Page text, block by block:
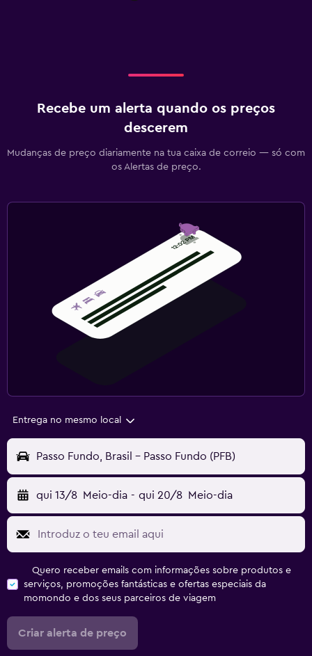
Recebe um alerta quando os preços
descerem
Mudanças de preço diariamente na tua caixa de correio — só com
os Alertas de preço.
Entrega no mesmo local
Passo Fundo, Brasil - Passo Fundo (PFB)
qui 13/8 Meio-dia - qui 20/8 Meio-dia
Quero receber emails com informações sobre produtos e
serviços, promoções fantásticas e ofertas especiais da
momondo e dos seus parceiros de viagem
Criar alerta de preço